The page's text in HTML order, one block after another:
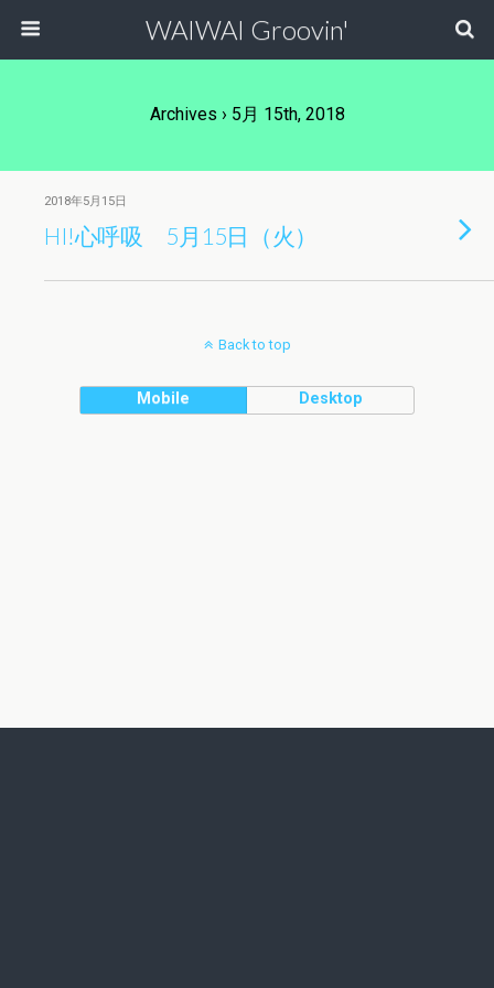
WAIWAI Groovin'
Archives › 5月 15th, 2018
2018年5月15日
HI!心呼吸 5月15日（火）
Back to top
Mobile Desktop